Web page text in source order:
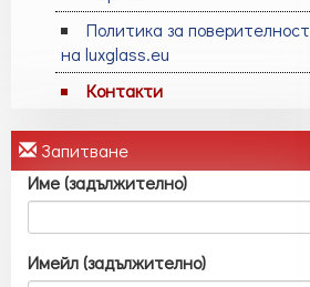
Политика за поверителност
на luxglass.eu
Контакти
Запитване
Име (задължително)
Имейл (задължително)